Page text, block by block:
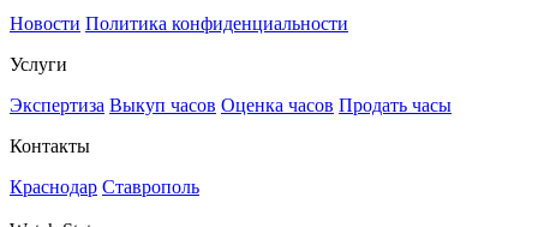
Новости Политика конфиденциальности
Услуги
Экспертиза Выкуп часов Оценка часов Продать часы
Контакты
Краснодар Ставрополь